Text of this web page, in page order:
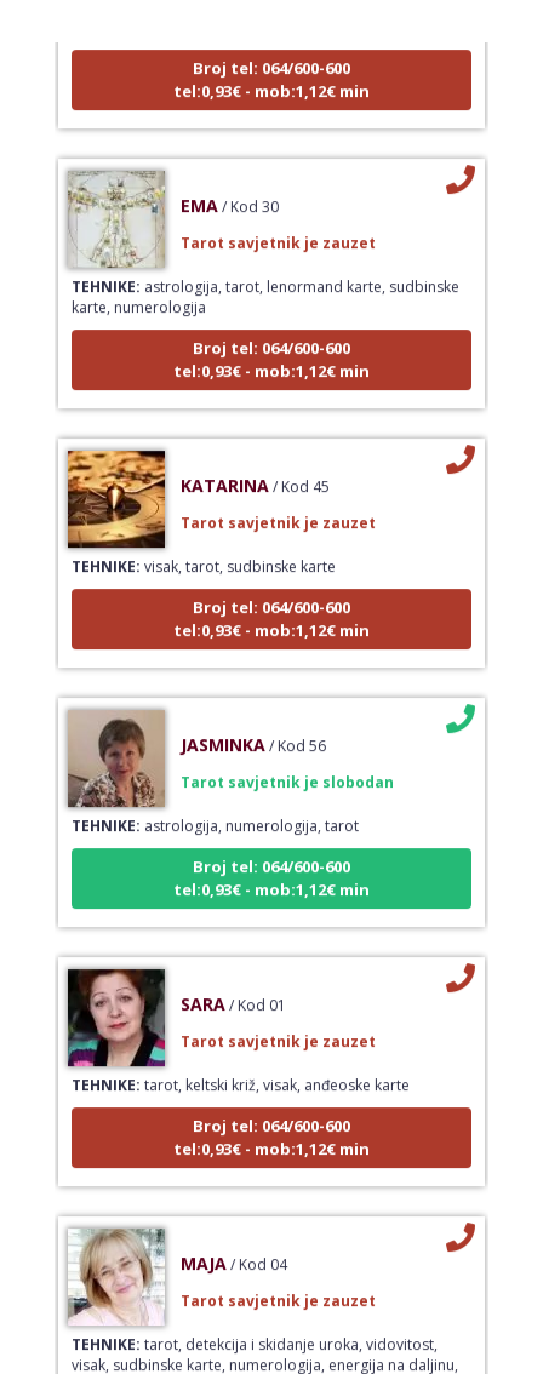
Broj tel: 064/600-600
tel:0,93€ - mob:1,12€ min
TEHNIKE:astrologija, tarot, lenormand karte, sudbinske
karte, numerologija
Broj tel: 064/600-600
tel:0,93€ - mob:1,12€ min
TEHNIKE:visak, tarot, sudbinske karte
Broj tel: 064/600-600
tel:0,93€ - mob:1,12€ min
TEHNIKE:astrologija, numerologija, tarot
Broj tel: 064/600-600
tel:0,93€ - mob:1,12€ min
TEHNIKE:tarot, keltski križ, visak, anđeoske karte
Broj tel: 064/600-600
tel:0,93€ - mob:1,12€ min
TEHNIKE:tarot, detekcija i skidanje uroka, vidovitost,
visak, sudbinske karte, numerologija, energija na daljinu,
energetsko čišćenje aure, anđeoske karte